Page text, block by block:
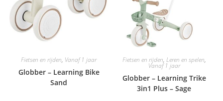
Fietsen en rijden, Vanaf 1 jaar
Globber – Learning Bike
Sand
Fietsen en rijden, Leren en spelen,
Vanaf 1 jaar
Globber – Learning Trike
3in1 Plus – Sage